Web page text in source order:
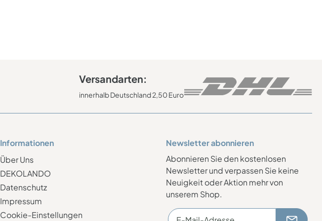
Versandarten:
innerhalb Deutschland 2,50 Euro
Informationen
Über Uns
DEKOLANDO
Datenschutz
Impressum
Cookie-Einstellungen
Newsletter abonnieren
Abonnieren Sie den kostenlosen
Newsletter und verpassen Sie keine
Neuigkeit oder Aktion mehr von
unserem Shop.